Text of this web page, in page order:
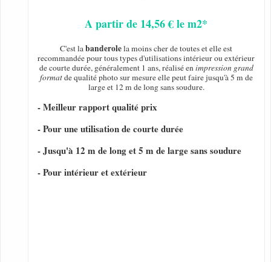
A partir de 14,56 € le m2*
C'est labanderolela moins cher de toutes et elle est
recommandée pour tous types d'utilisations intérieur ou extérieur
de courte durée, généralement 1 ans, réalisé enimpression grand
formatde qualité photo sur mesure elle peut faire jusqu'à 5 m de
large et 12 m de long sans soudure.
- Meilleur rapport qualité prix
- Pour une utilisation de courte durée
- Jusqu'à 12 m de long et 5 m de large sans soudure
- Pour intérieur et extérieur